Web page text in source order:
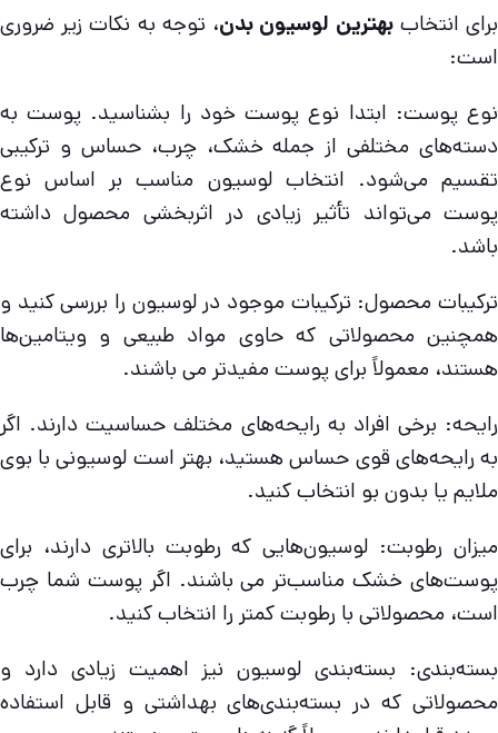
برای انتخاببهترین لوسیون بدن، توجه به نکات زیر ضروری
است:
نوع پوست: ابتدا نوع پوست خود را بشناسید. پوست به
دسته‌های مختلفی از جمله خشک، چرب، حساس و ترکیبی
تقسیم می‌شود. انتخاب لوسیون مناسب بر اساس نوع
پوست می‌تواند تأثیر زیادی در اثربخشی محصول داشته
باشد.
ترکیبات محصول: ترکیبات موجود در لوسیون را بررسی کنید و
همچنین محصولاتی که حاوی مواد طبیعی و ویتامین‌ها
هستند، معمولاً برای پوست مفیدتر می باشند.
رایحه: برخی افراد به رایحه‌های مختلف حساسیت دارند. اگر
به رایحه‌های قوی حساس هستید، بهتر است لوسیونی با بوی
ملایم یا بدون بو انتخاب کنید.
میزان رطوبت: لوسیون‌هایی که رطوبت بالاتری دارند، برای
پوست‌های خشک مناسب‌تر می باشند. اگر پوست شما چرب
است، محصولاتی با رطوبت کمتر را انتخاب کنید.
بسته‌بندی: بسته‌بندی لوسیون نیز اهمیت زیادی دارد و
محصولاتی که در بسته‌بندی‌های بهداشتی و قابل استفاده